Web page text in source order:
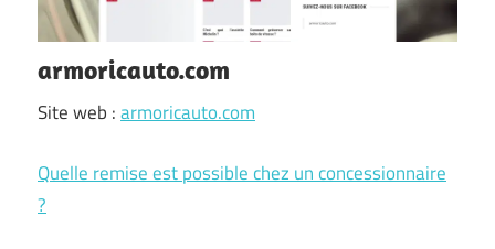
armoricauto.com
Site web :armoricauto.com
Quelle remise est possible chez un concessionnaire
?